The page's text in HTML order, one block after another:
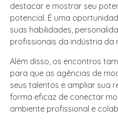
destacar e mostrar seu
potencial. É uma
suas habilidades,
profissionais da indústria da
Além disso, os encontros
para que as agências de
seus talentos e ampliar sua
forma eficaz de conectar
ambiente profissional e